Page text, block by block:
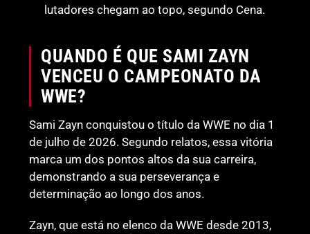
lutadores chegam ao topo, segundo Cena.
QUANDO É QUE SAMI ZAYN
VENCEU O CAMPEONATO DA
WWE?
Sami Zayn conquistou o título da WWE no dia 1
de julho de 2026. Segundo relatos, essa vitória
marca um dos pontos altos da sua carreira,
demonstrando a sua perseverança e
determinação ao longo dos anos.
Zayn, que está no elenco da WWE desde 2013,